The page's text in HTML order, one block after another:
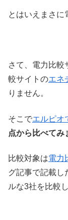
とはいえまさに
さて、電力比較
較サイトのエネ
りません。
そこでエルピオ
点から比べてみ
比較対象は電力
グ記事で記載し
ルな3社を比較